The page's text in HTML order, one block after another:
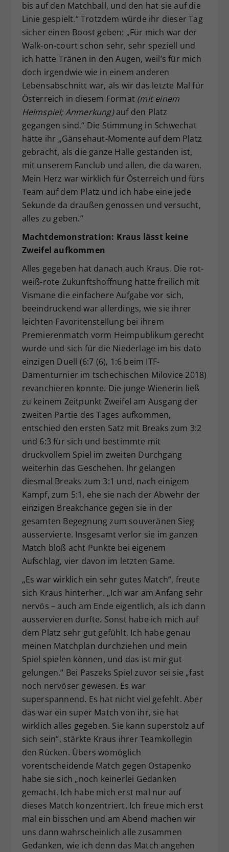
bis auf den Matchball, und den hat sie auf die
Linie gespielt.“ Trotzdem würde ihr dieser Tag
sicher einen Boost geben: „Für mich war der
Walk-on-court schon sehr, sehr speziell und
ich hatte Tränen in den Augen, weil’s für mich
doch irgendwie wie in einem anderen
Lebensabschnitt war, als wir das letzte Mal für
Österreich in diesem Format (mit einem
Heimspiel; Anmerkung)auf den Platz
gegangen sind.“ Die Stimmung in Schwechat
hätte ihr „Gänsehaut-Momente auf dem Platz
gebracht, als die ganze Halle gestanden ist,
mit unserem Fanclub und allen, die da waren.
Mein Herz war wirklich für Österreich und fürs
Team auf dem Platz und ich habe eine jede
Sekunde da draußen genossen und versucht,
alles zu geben.“
Machtdemonstration: Kraus lässt keine
Zweifel aufkommen
Alles gegeben hat danach auch Kraus. Die rot-
weiß-rote Zukunftshoffnung hatte freilich mit
Vismane die einfachere Aufgabe vor sich,
beeindruckend war allerdings, wie sie ihrer
leichten Favoritenstellung bei ihrem
Premierenmatch vorm Heimpublikum gerecht
wurde und sich für die Niederlage im bis dato
einzigen Duell (6:7 (6), 1:6 beim ITF-
Damenturnier im tschechischen Milovice 2018)
revanchieren konnte. Die junge Wienerin ließ
zu keinem Zeitpunkt Zweifel am Ausgang der
zweiten Partie des Tages aufkommen,
entschied den ersten Satz mit Breaks zum 3:2
und 6:3 für sich und bestimmte mit
druckvollem Spiel im zweiten Durchgang
weiterhin das Geschehen. Ihr gelangen
diesmal Breaks zum 3:1 und, nach einigem
Kampf, zum 5:1, ehe sie nach der Abwehr der
einzigen Breakchance gegen sie in der
gesamten Begegnung zum souveränen Sieg
ausservierte. Insgesamt verlor sie im ganzen
Match bloß acht Punkte bei eigenem
Aufschlag, vier davon im letzten Game.
„Es war wirklich ein sehr gutes Match“, freute
sich Kraus hinterher. „Ich war am Anfang sehr
nervös – auch am Ende eigentlich, als ich dann
ausservieren durfte. Sonst habe ich mich auf
dem Platz sehr gut gefühlt. Ich habe genau
meinen Matchplan durchziehen und mein
Spiel spielen können, und das ist mir gut
gelungen.“ Bei Paszeks Spiel zuvor sei sie „fast
noch nervöser gewesen. Es war
superspannend. Es hat nicht viel gefehlt. Aber
das war ein super Match von ihr, sie hat
wirklich alles gegeben. Sie kann superstolz auf
sich sein“, stärkte Kraus ihrer Teamkollegin
den Rücken. Übers womöglich
vorentscheidende Match gegen Ostapenko
habe sie sich „noch keinerlei Gedanken
gemacht. Ich habe mich erst mal nur auf
dieses Match konzentriert. Ich freue mich erst
mal ein bisschen und am Abend machen wir
uns dann wahrscheinlich alle zusammen
Gedanken, wie ich denn das Match angehen